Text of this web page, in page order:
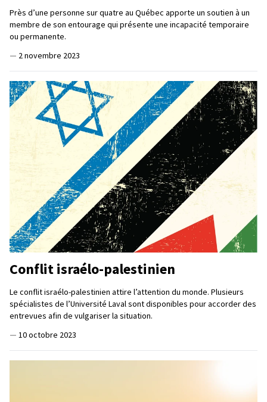
Près d’une personne sur quatre au Québec apporte un soutien à un
membre de son entourage qui présente une incapacité temporaire
ou permanente.
— 2 novembre 2023
Conflit israélo-palestinien
Le conflit israélo-palestinien attire l’attention du monde. Plusieurs
spécialistes de l’Université Laval sont disponibles pour accorder des
entrevues afin de vulgariser la situation.
— 10 octobre 2023